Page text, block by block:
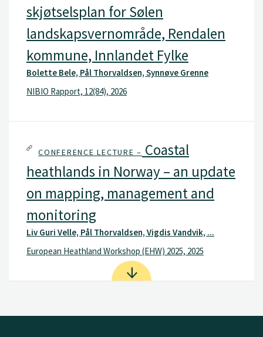
skjøtselsplan for Sølen
landskapsvernområde, Rendalen
kommune, Innlandet Fylke
Bolette Bele, Pål Thorvaldsen, Synnøve Grenne
NIBIO Rapport, 12(84), 2026
CONFERENCE LECTURE – Coastal
heathlands in Norway – an update
on mapping, management and
monitoring
Liv Guri Velle, Pål Thorvaldsen, Vigdis Vandvik, ...
European Heathland Workshop (EHW) 2025, 2025